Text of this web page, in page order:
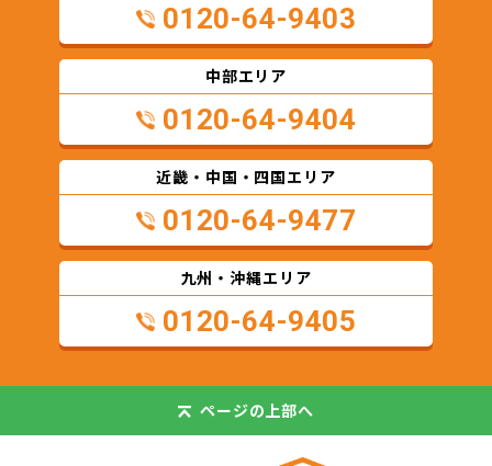
0120-64-9403
中部エリア
0120-64-9404
近畿・中国・四国エリア
0120-64-9477
九州・沖縄エリア
0120-64-9405
ページの 上部へ